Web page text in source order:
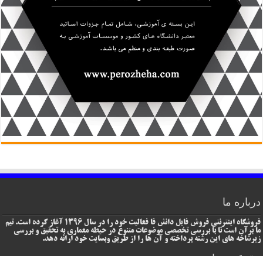
درباره ما
فروشگاه اینترنتی فروش فایل دانش فا فعالیت خود را در سال 1396 آغاز کرده است. تیم
ما برآن است تا با بررسی تخصصی موضوعات متنوع در حیطه معماری به تحقیق و بررسی
زیرشاخه های این رشته پرداخته و آن ها را از طریق وبسایت خود ارائه دهد.